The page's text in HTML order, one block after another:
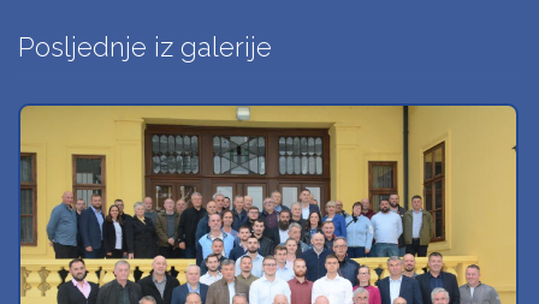
Posljednje iz galerije